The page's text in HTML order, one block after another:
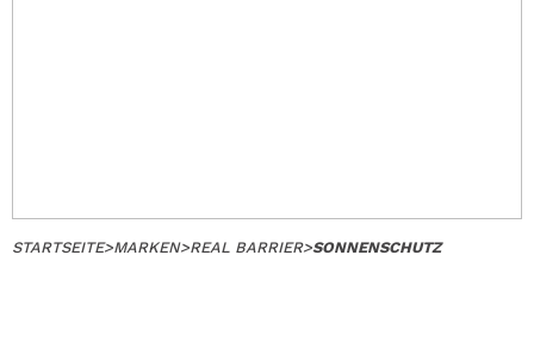
STARTSEITE>MARKEN>REAL BARRIER>SONNENSCHUTZ